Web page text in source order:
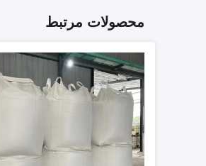
محصولات مرتبط